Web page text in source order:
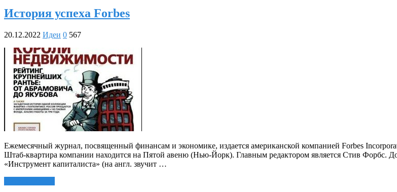
История успеха Forbes
20.12.2022 Идеи 0 567
Ежемесячный журнал, посвященный финансам и экономике, издается американской компанией Forbes
Штаб-квартира компании находится на Пятой авеню (Нью-Йорк). Главным редактором является Стив Форбс.
«Инструмент капиталиста» (на англ. звучит …